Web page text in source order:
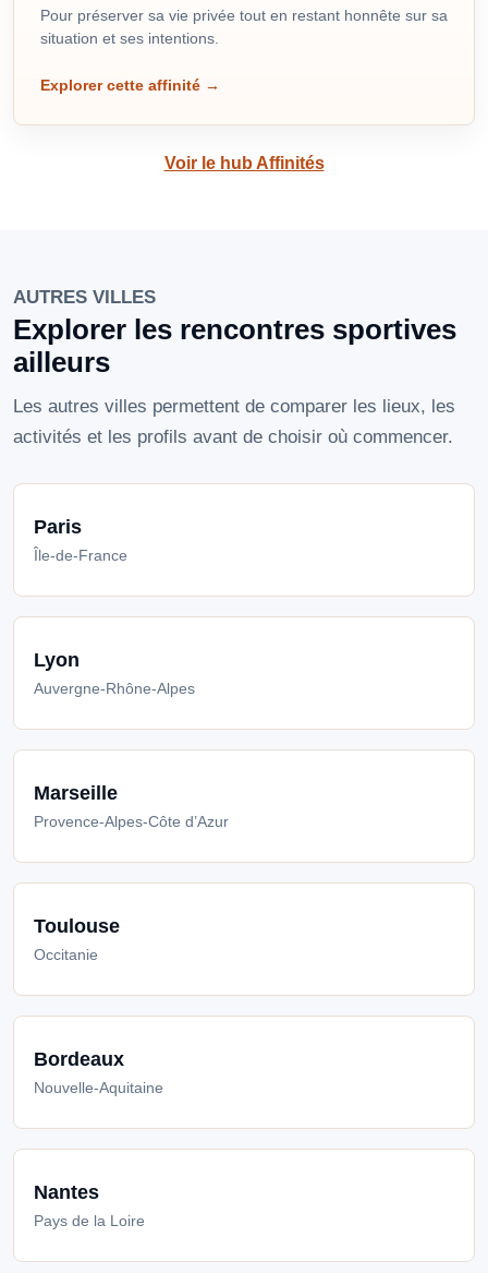
Pour préserver sa vie privée tout en restant honnête sur sa
situation et ses intentions.
Explorer cette affinité →
Voir le hub Affinités
AUTRES VILLES
Explorer les rencontres sportives
ailleurs
Les autres villes permettent de comparer les lieux, les
activités et les profils avant de choisir où commencer.
Paris
Île-de-France
Lyon
Auvergne-Rhône-Alpes
Marseille
Provence-Alpes-Côte d’Azur
Toulouse
Occitanie
Bordeaux
Nouvelle-Aquitaine
Nantes
Pays de la Loire